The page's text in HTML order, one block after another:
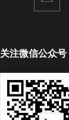
关注微信公众号